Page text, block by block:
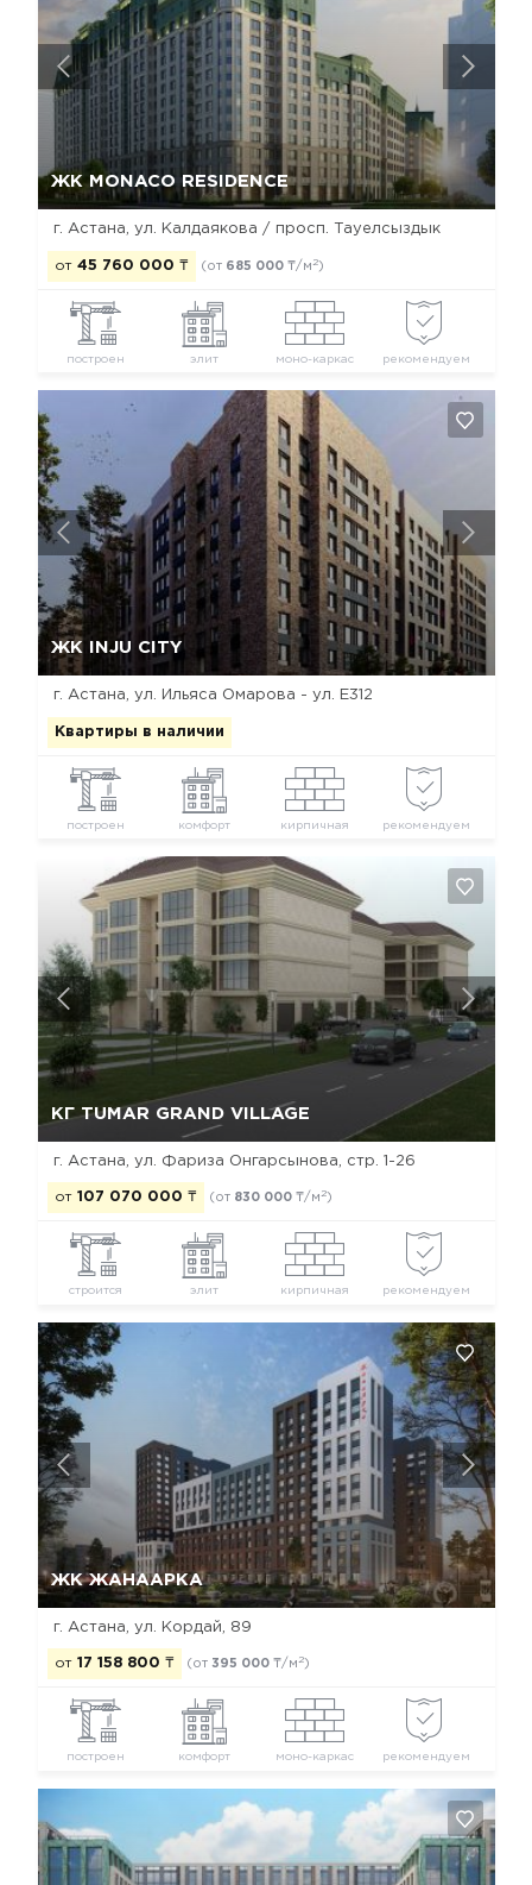
ЖК MONACO RESIDENCE
г. Астана, ул. Калдаякова / просп. Тауелсыздык
от 45 760 000 ₸ (от 685 000 ₸/м 2)
построен элит моно-каркас рекомендуем
Отмена
ЖК INJU CITY
г. Астана, ул. Ильяса Омарова - ул. Е312
Квартиры в наличии
построен комфорт кирпичная рекомендуем
КГ TUMAR GRAND VILLAGE
г. Астана, ул. Фариза Онгарсынова, стр. 1-26
от 107 070 000 ₸ (от 830 000 ₸/м 2)
строится элит кирпичная рекомендуем
ЖК ЖАНААРКА
г. Астана, ул. Кордай, 89
от 17 158 800 ₸ (от 395 000 ₸/м 2)
построен комфорт моно-каркас рекомендуем
Да, удалить Отмена